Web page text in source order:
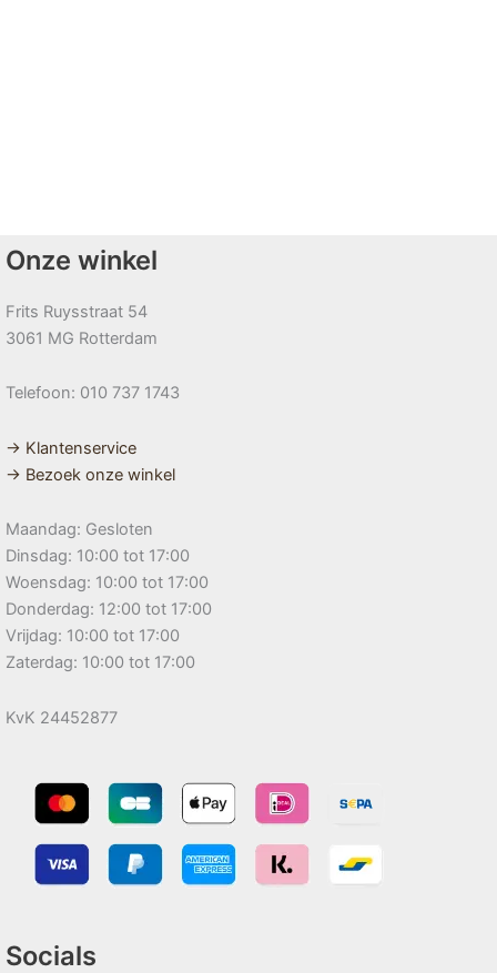
Onze winkel
Frits Ruysstraat 54
3061 MG Rotterdam
Telefoon: 010 737 1743
→ Klantenservice
→ Bezoek onze winkel
Maandag: Gesloten
Dinsdag: 10:00 tot 17:00
Woensdag: 10:00 tot 17:00
Donderdag: 12:00 tot 17:00
Vrijdag: 10:00 tot 17:00
Zaterdag: 10:00 tot 17:00
KvK 24452877
Socials